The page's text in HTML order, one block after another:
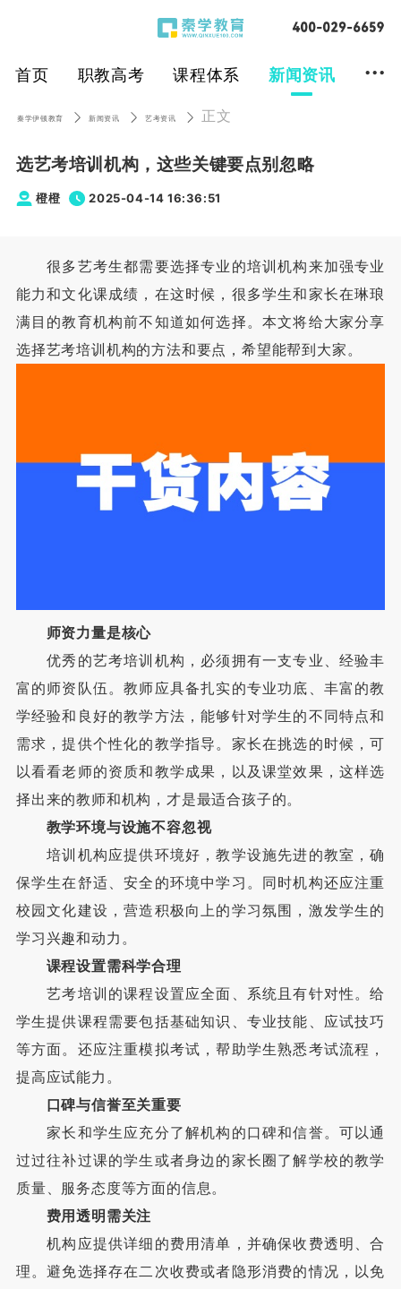
首页 职教高考 课程体系 新闻资讯 ...
秦学伊顿教育 新闻资讯 艺考资讯 正文
选艺考培训机构，这些关键要点别忽略
橙橙 2025-04-14 16:36:51
很多艺考生都需要选择专业的培训机构来加强专业
能力和文化课成绩，在这时候，很多学生和家长在琳琅
满目的教育机构前不知道如何选择。本文将给大家分享
选择艺考培训机构的方法和要点，希望能帮到大家。
师资力量是核心
优秀的艺考培训机构，必须拥有一支专业、经验丰
富的师资队伍。教师应具备扎实的专业功底、丰富的教
学经验和良好的教学方法，能够针对学生的不同特点和
需求，提供个性化的教学指导。家长在挑选的时候，可
以看看老师的资质和教学成果，以及课堂效果，这样选
择出来的教师和机构，才是最适合孩子的。
教学环境与设施不容忽视
培训机构应提供环境好，教学设施先进的教室，确
保学生在舒适、安全的环境中学习。同时机构还应注重
校园文化建设，营造积极向上的学习氛围，激发学生的
学习兴趣和动力。
课程设置需科学合理
艺考培训的课程设置应全面、系统且有针对性。给
学生提供课程需要包括基础知识、专业技能、应试技巧
等方面。还应注重模拟考试，帮助学生熟悉考试流程，
提高应试能力。
口碑与信誉至关重要
家长和学生应充分了解机构的口碑和信誉。可以通
过过往补过课的学生或者身边的家长圈了解学校的教学
质量、服务态度等方面的信息。
费用透明需关注
机构应提供详细的费用清单，并确保收费透明、合
理。避免选择存在二次收费或者隐形消费的情况，以免